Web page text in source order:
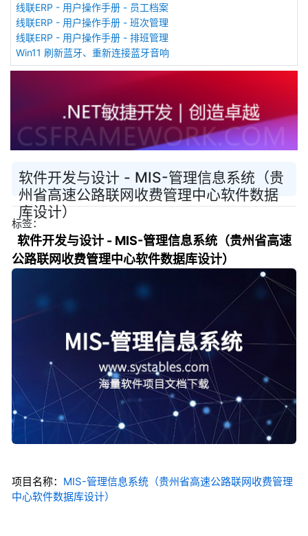
线联ERP - 用户操作手册 - 员工档案
线联ERP - 用户操作手册 - 班次管理
线联ERP - 用户操作手册 - 排班管理
Win11 刷新蓝牙、重新连接蓝牙音响
软件开发与设计 - MIS-管理信息系统（贵
州省高速公路联网收费管理中心软件数据
库设计）
标签：
软件开发与设计 - MIS-管理信息系统（贵州省高速
公路联网收费管理中心软件数据库设计）
项目名称： MIS-管理信息系统（贵州省高速公路联网收费管理
中心软件数据库设计）